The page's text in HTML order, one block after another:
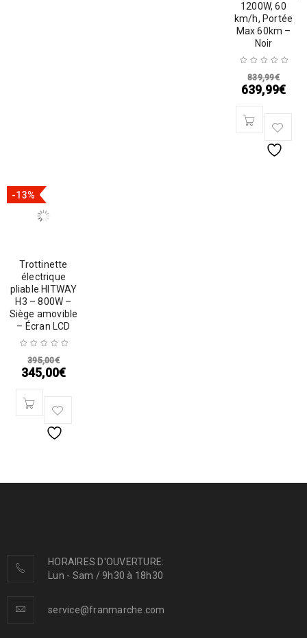
1200W, 60
km/h, Portée
Max 60km –
Noir
839,99€
639,99€
-13%
Trottinette
électrique
pliable HITWAY
H3 – 800W –
Siège amovible
– Écran LCD
395,00€
345,00€
HORAIRES D'OUVERTURE:
Lun - Sam / 9h30 à 18h30
service@franmarche.com